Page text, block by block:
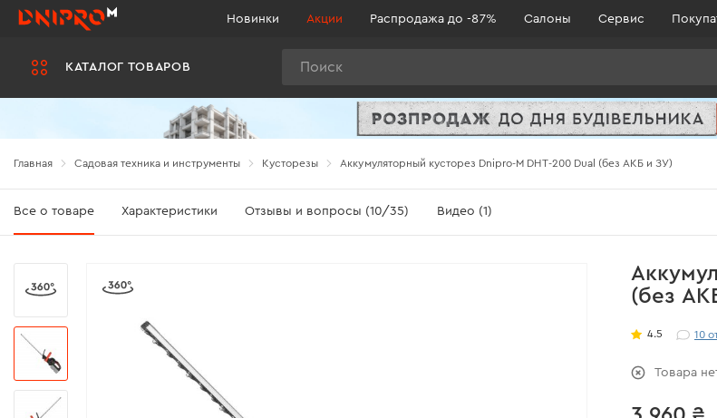
КАТАЛОГ ТОВАРОВ
Новинки Акции Распродажа до -87% Салоны Сервис
Главная Садовая техника и инструменты Кусторезы Аккумуляторный кусторез Dnipro-M DHT-200 Dual (без АКБ и ЗУ)
Все о товаре Характеристики Отзывы и вопросы (10/35) Видео (1)
(без
4.5 10
Товара